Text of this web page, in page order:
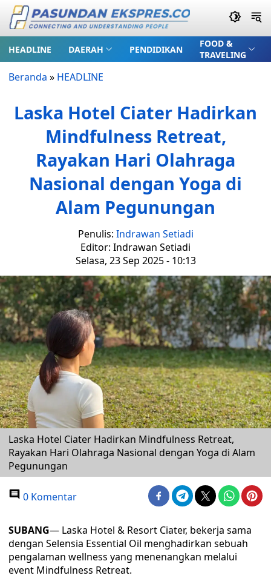
HEADLINE DAERAH PENDIDIKAN
FOOD &
TRAVELING
Beranda » HEADLINE
Laska Hotel Ciater Hadirkan
Mindfulness Retreat,
Rayakan Hari Olahraga
Nasional dengan Yoga di
Alam Pegunungan
Penulis: Indrawan Setiadi
Editor: Indrawan Setiadi
Selasa, 23 Sep 2025 - 10:13
Laska Hotel Ciater Hadirkan Mindfulness Retreat,
Rayakan Hari Olahraga Nasional dengan Yoga di Alam
Pegunungan
0 Komentar
SUBANG— Laska Hotel & Resort Ciater, bekerja sama
dengan Selensia Essential Oil menghadirkan sebuah
pengalaman wellness yang menenangkan melalui
event Mindfulness Retreat.